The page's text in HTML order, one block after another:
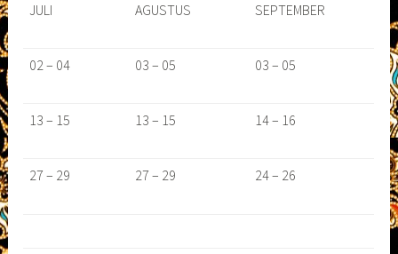
JULI AGUSTUS SEPTEMBER
02 – 04 03 – 05 03 – 05
13 – 15 13 – 15 14 – 16
27 – 29 27 – 29 24 – 26